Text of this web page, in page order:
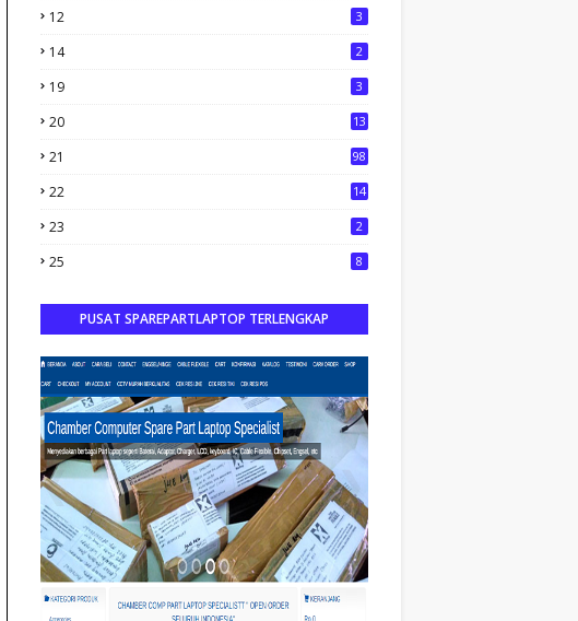
12 3
14 2
19 3
20
13
21 98
22 14
23 2
25 8
PUSAT SPAREPARTLAPTOP TERLENGKAP